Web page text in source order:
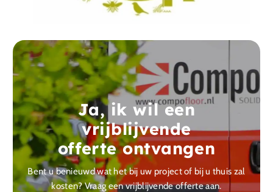
Ja, ik wil een
vrijblijvende
offerte ontvangen
Bent u benieuwd wat het bij uw project of bij u thuis zal
kosten? Vraag een vrijblijvende offerte aan.